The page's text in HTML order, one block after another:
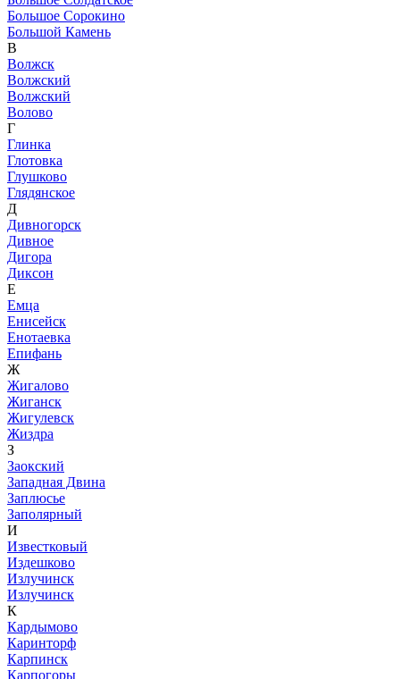
Большое Сорокино
Большой Камень
В
Волжск
Волжский
Волжский
Волово
Г
Глинка
Глотовка
Глушково
Глядянское
Д
Дивногорск
Дивное
Дигора
Диксон
Е
Емца
Енисейск
Енотаевка
Епифань
Ж
Жигалово
Жиганск
Жигулевск
Жиздра
З
Заокский
Западная Двина
Заплюсье
Заполярный
И
Известковый
Издешково
Излучинск
Излучинск
К
Кардымово
Каринторф
Карпинск
Карпогоры